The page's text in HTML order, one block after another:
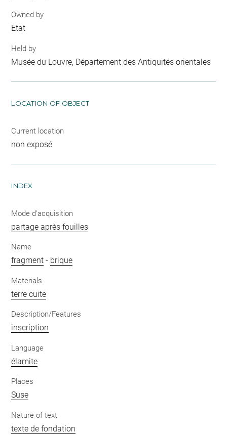
Owned by
Etat
Held by
Musée du Louvre, Département des Antiquités orientales
LOCATION OF OBJECT
Current location
non exposé
INDEX
Mode d'acquisition
partage après fouilles
Name
fragment - brique
Materials
terre cuite
Description/Features
inscription
Language
élamite
Places
Suse
Nature of text
texte de fondation